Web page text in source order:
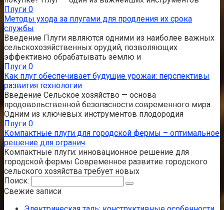
Плуги 0
Методы ухода за плугами для продления их срока
службы
Введение Плуги являются одними из наиболее важных
сельскохозяйственных орудий, позволяющих
эффективно обрабатывать землю и
Плуги 0
Как плуг обеспечивает будущие урожаи: перспективы
развития технологии
Введение Сельское хозяйство — основа
продовольственной безопасности современного мира.
Одним из ключевых инструментов плодородия
Плуги 0
Компактные плуги для городской фермы – оптимальное
решение для огранич
Компактные плуги: инновационное решение для
городской фермы Современное развитие городского
сельского хозяйства требует новых
Поиск:
Свежие записи